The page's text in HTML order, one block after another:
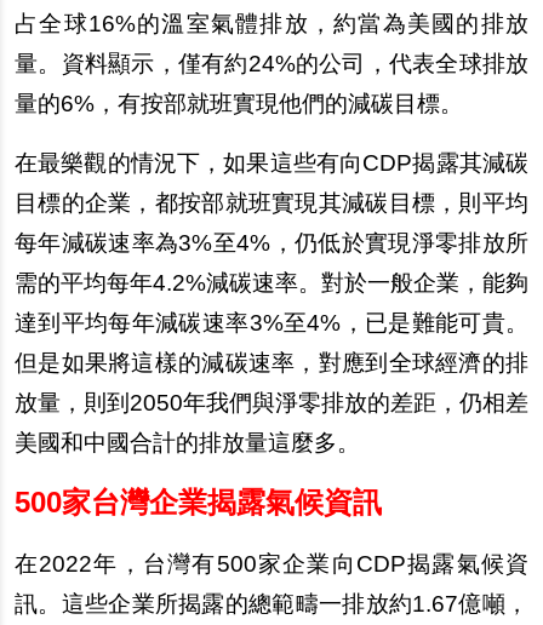
占全球16%的溫室氣體排放，約當為美國的排放
量。資料顯示，僅有約24%的公司，代表全球排放
量的6%，有按部就班實現他們的減碳目標。
在最樂觀的情況下，如果這些有向CDP揭露其減碳
目標的企業，都按部就班實現其減碳目標，則平均
每年減碳速率為3%至4%，仍低於實現淨零排放所
需的平均每年4.2%減碳速率。對於一般企業，能夠
達到平均每年減碳速率3%至4%，已是難能可貴。
但是如果將這樣的減碳速率，對應到全球經濟的排
放量，則到2050年我們與淨零排放的差距，仍相差
美國和中國合計的排放量這麼多。
500家台灣企業揭露氣候資訊
在2022年，台灣有500家企業向CDP揭露氣候資
訊。這些企業所揭露的總範疇一排放約1.67億噸，